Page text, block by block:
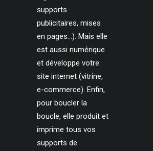
supports
publicitaires, mises
en pages…). Mais elle
est aussi numérique
et développe votre
site internet (vitrine,
e-commerce). Enfin,
pour boucler la
boucle, elle produit et
imprime tous vos
supports de